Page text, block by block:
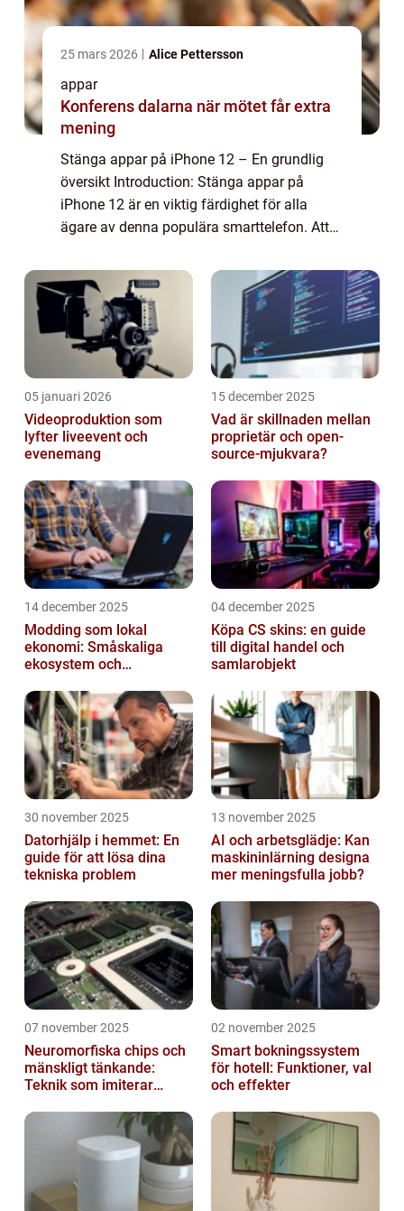
25 mars 2026 Alice Pettersson
appar
Konferens dalarna när mötet får extra
mening
Stänga appar på iPhone 12 – En grundlig
översikt Introduction: Stänga appar på
iPhone 12 är en viktig färdighet för alla
ägare av denna populära smarttelefon. Att
batteritiden, öka enhetens prestanda o...
05 januari 2026
Videoproduktion som
lyfter liveevent och
evenemang
15 december 2025
Vad är skillnaden mellan
proprietär och open-
source-mjukvara?
14 december 2025
Modding som lokal
ekonomi: Småskaliga
ekosystem och
04 december 2025
Köpa CS skins: en guide
till digital handel och
samlarobjekt
30 november 2025
Datorhjälp i hemmet: En
guide för att lösa dina
tekniska problem
13 november 2025
AI och arbetsglädje: Kan
maskininlärning designa
mer meningsfulla jobb?
07 november 2025
Neuromorfiska chips och
mänskligt tänkande:
Teknik som imiterar
02 november 2025
Smart bokningssystem
för hotell: Funktioner, val
och effekter